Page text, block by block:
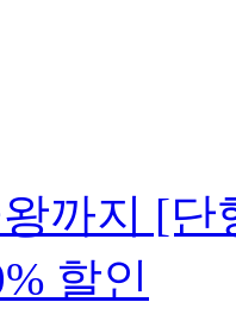
까지 [단
할인